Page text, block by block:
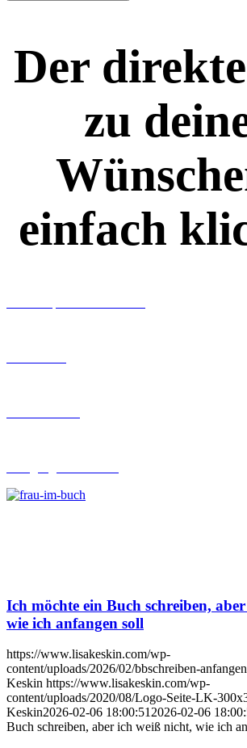
Der
zu
einfach
Ich möchte ein Buch schreiben,
wie ich anfangen soll
https://www.lisakeskin.com/wp-
content/uploads/2026/02/bbschreiben-
Keskin https://www.lisakeskin.com/wp-
content/uploads/2020/08/Logo-Seite-LK-
Keskin2026-02-06 18:00:512026-02-06
Buch schreiben, aber ich weiß nicht, wie ich